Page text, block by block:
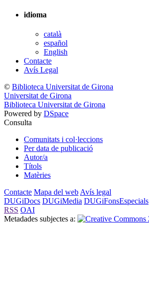
idioma
català
español
English
Contacte
Avís Legal
© Biblioteca Universitat de Girona
Universitat de Girona
Biblioteca Universitat de Girona
Powered by DSpace
Consulta
Comunitats i col·leccions
Per data de publicació
Autor/a
Títols
Matèries
Contacte Mapa del web Avís legal
DUGiDocs DUGiMedia DUGiFonsEspecials
RSS OAI
Metadades subjectes a: